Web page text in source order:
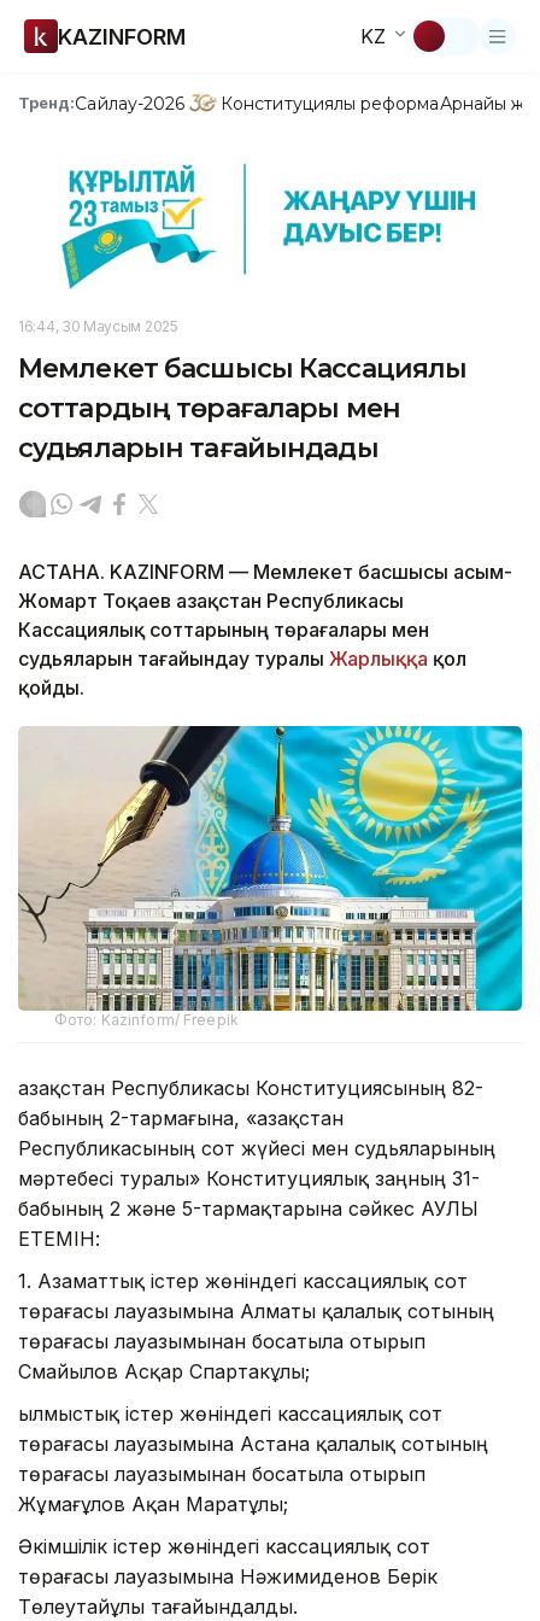
KAZINFORM KZ
Тренд:Сайлау-2026 Конституциялық реформаАрнайы
16:44, 30 Маусым 2025
Мемлекет басшысы Кассациялық
соттардың төрағалары мен
судьяларын тағайындады
АСТАНА. KAZINFORM — Мемлекет басшысы Қасым-
Жомарт Тоқаев Қазақстан Республикасы
Кассациялық соттарының төрағалары мен
судьяларын тағайындау туралы Жарлыққа қол
қойды.
Фото: Kazinform/ Freepik
Қазақстан Республикасы Конституциясының 82-
бабының 2-тармағына, «Қазақстан
Республикасының сот жүйесі мен судьяларының
мәртебесі туралы» Конституциялық заңның 31-
бабының 2 және 5-тармақтарына сәйкес ҚАУЛЫ
ЕТЕМІН:
1. Азаматтық істер жөніндегі кассациялық сот
төрағасы лауазымына Алматы қалалық сотының
төрағасы лауазымынан босатыла отырып
Смайылов Асқар Спартакұлы;
Қылмыстық істер жөніндегі кассациялық сот
төрағасы лауазымына Астана қалалық сотының
төрағасы лауазымынан босатыла отырып
Жұмағұлов Ақан Маратұлы;
Әкімшілік істер жөніндегі кассациялық сот
төрағасы лауазымына Нәжимиденов Берік
Төлеутайұлы тағайындалды.